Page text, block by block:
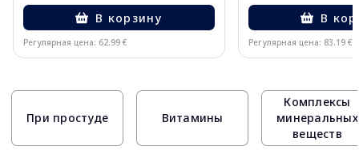
В корзину
Регулярная цена: 62.99 €
В
Регулярная цена: 83.19 €
При простуде Витамины
Комплексы
минеральных
веществ